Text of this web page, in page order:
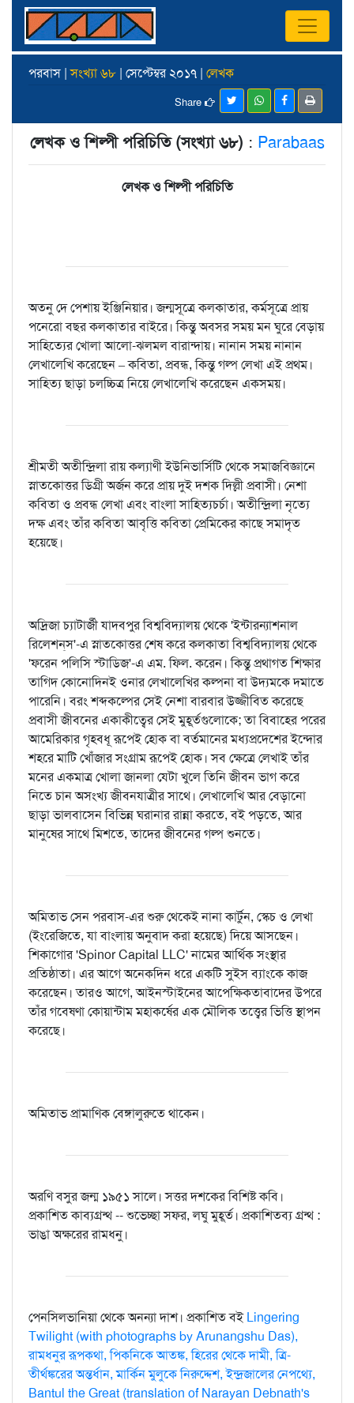
পরবাস |সংখ্যা ৬৮ | সেপ্টেম্বর ২০১৭ | লেখক
Share
লেখক ও শিল্পী পরিচিতি (সংখ্যা ৬৮) : Parabaas
লেখক ও শিল্পী পরিচিতি
অতনু দে পেশায় ইঞ্জিনিয়ার। জন্মসূত্রে কলকাতার, কর্মসূত্রে প্রায়
পনেরো বছর কলকাতার বাইরে। কিন্তু অবসর সময় মন ঘুরে বেড়ায়
সাহিত্যের খোলা আলো-ঝলমল বারান্দায়। নানান সময় নানান
লেখালেখি করেছেন – কবিতা, প্রবন্ধ, কিন্তু গল্প লেখা এই প্রথম।
সাহিত্য ছাড়া চলচ্চিত্র নিয়ে লেখালেখি করেছেন একসময়।
শ্রীমতী অতীন্দ্রিলা রায় কল্যাণী ইউনিভার্সিটি থেকে সমাজবিজ্ঞানে
স্নাতকোত্তর ডিগ্রী অর্জন করে প্রায় দুই দশক দিল্লী প্রবাসী। নেশা
কবিতা ও প্রবন্ধ লেখা এবং বাংলা সাহিত্যচর্চা। অতীন্দ্রিলা নৃত্যে
দক্ষ এবং তাঁর কবিতা আবৃত্তি কবিতা প্রেমিকের কাছে সমাদৃত
হয়েছে।
অদ্রিজা চ্যাটার্জী যাদবপুর বিশ্ববিদ্যালয় থেকে 'ইন্টারন্যাশনাল
রিলেশন্‌স'-এ স্নাতকোত্তর শেষ করে কলকাতা বিশ্ববিদ্যালয় থেকে
'ফরেন পলিসি স্টাডিজ'-এ এম. ফিল. করেন। কিন্তু প্রথাগত শিক্ষার
তাগিদ কোনোদিনই ওনার লেখালেখির কল্পনা বা উদ্যমকে দমাতে
পারেনি। বরং শব্দকল্পের সেই নেশা বারবার উজ্জীবিত করেছে
প্রবাসী জীবনের একাকীত্বের সেই মুহূর্তগুলোকে; তা বিবাহের পরের
আমেরিকার গৃহবধূ রূপেই হোক বা বর্তমানের মধ্যপ্রদেশের ইন্দোর
শহরে মাটি খোঁজার সংগ্রাম রূপেই হোক। সব ক্ষেত্রে লেখাই তাঁর
মনের একমাত্র খোলা জানলা যেটা খুলে তিনি জীবন ভাগ করে
নিতে চান অসংখ্য জীবনযাত্রীর সাথে। লেখালেখি আর বেড়ানো
ছাড়া ভালবাসেন বিভিন্ন ঘরানার রান্না করতে, বই পড়তে, আর
মানুষের সাথে মিশতে, তাদের জীবনের গল্প শুনতে।
অমিতাভ সেন পরবাস-এর শুরু থেকেই নানা কার্টুন, স্কেচ ও লেখা
(ইংরেজিতে, যা বাংলায় অনুবাদ করা হয়েছে) দিয়ে আসছেন।
শিকাগোর 'Spinor Capital LLC' নামের আর্থিক সংস্থার
প্রতিষ্ঠাতা। এর আগে অনেকদিন ধরে একটি সুইস ব্যাংকে কাজ
করেছেন। তারও আগে, আইনস্টাইনের আপেক্ষিকতাবাদের উপরে
তাঁর গবেষণা কোয়ান্টাম মহাকর্ষের এক মৌলিক তত্ত্বের ভিত্তি স্থাপন
করেছে।
অমিতাভ প্রামাণিক বেঙ্গালুরুতে থাকেন।
অরণি বসুর জন্ম ১৯৫১ সালে। সত্তর দশকের বিশিষ্ট কবি।
প্রকাশিত কাব্যগ্রন্থ -- শুভেচ্ছা সফর, লঘু মুহূর্ত। প্রকাশিতব্য গ্রন্থ :
ভাঙা অক্ষরের রামধনু।
পেনসিলভানিয়া থেকে অনন্যা দাশ। প্রকাশিত বইLingering
Twilight (with photographs by Arunangshu Das),
রামধনুর রূপকথা, পিকনিকে আতঙ্ক, হিরের থেকে দামী, ত্রি-
তীর্থঙ্করের অন্তর্ধান, মার্কিন মুলুকে নিরুদ্দেশ, ইন্দ্রজালের নেপথ্যে,
Bantul the Great (translation of Narayan Debnath's